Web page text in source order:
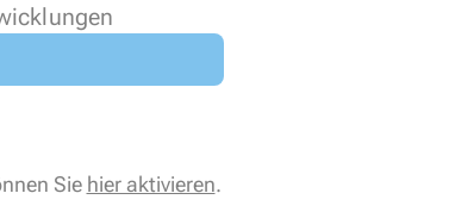
Sie hier aktivieren.